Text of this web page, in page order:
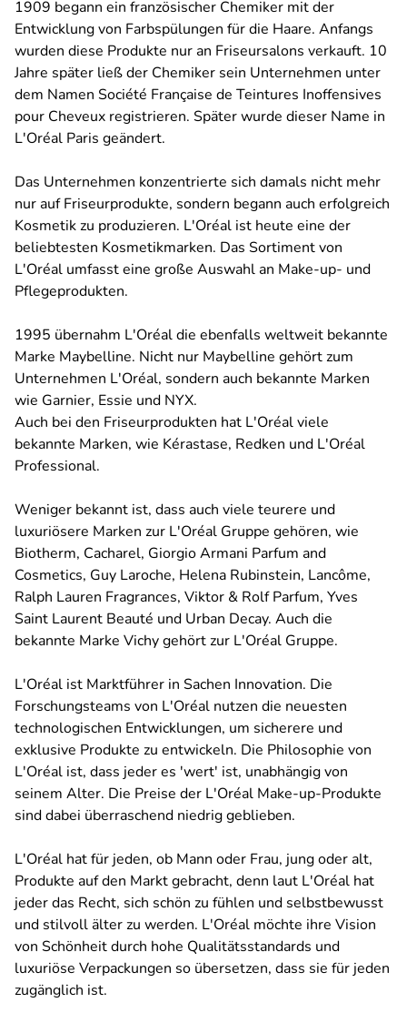
1909 begann ein französischer Chemiker mit der
Entwicklung von Farbspülungen für die Haare. Anfangs
wurden diese Produkte nur an Friseursalons verkauft. 10
Jahre später ließ der Chemiker sein Unternehmen unter
dem Namen Société Française de Teintures Inoffensives
pour Cheveux registrieren. Später wurde dieser Name in
L'Oréal Paris geändert.
Das Unternehmen konzentrierte sich damals nicht mehr
nur auf Friseurprodukte, sondern begann auch erfolgreich
Kosmetik zu produzieren. L'Oréal ist heute eine der
beliebtesten Kosmetikmarken. Das Sortiment von
L'Oréal umfasst eine große Auswahl an Make-up- und
Pflegeprodukten.
1995 übernahm L'Oréal die ebenfalls weltweit bekannte
Marke Maybelline. Nicht nur Maybelline gehört zum
Unternehmen L'Oréal, sondern auch bekannte Marken
wie Garnier, Essie und NYX.
Auch bei den Friseurprodukten hat L'Oréal viele
bekannte Marken, wie Kérastase, Redken und L'Oréal
Professional.
Weniger bekannt ist, dass auch viele teurere und
luxuriösere Marken zur L'Oréal Gruppe gehören, wie
Biotherm, Cacharel, Giorgio Armani Parfum and
Cosmetics, Guy Laroche, Helena Rubinstein, Lancôme,
Ralph Lauren Fragrances, Viktor & Rolf Parfum, Yves
Saint Laurent Beauté und Urban Decay. Auch die
bekannte Marke Vichy gehört zur L'Oréal Gruppe.
L'Oréal ist Marktführer in Sachen Innovation. Die
Forschungsteams von L'Oréal nutzen die neuesten
technologischen Entwicklungen, um sicherere und
exklusive Produkte zu entwickeln. Die Philosophie von
L'Oréal ist, dass jeder es 'wert' ist, unabhängig von
seinem Alter. Die Preise der L'Oréal Make-up-Produkte
sind dabei überraschend niedrig geblieben.
L'Oréal hat für jeden, ob Mann oder Frau, jung oder alt,
Produkte auf den Markt gebracht, denn laut L'Oréal hat
jeder das Recht, sich schön zu fühlen und selbstbewusst
und stilvoll älter zu werden. L'Oréal möchte ihre Vision
von Schönheit durch hohe Qualitätsstandards und
luxuriöse Verpackungen so übersetzen, dass sie für jeden
zugänglich ist.